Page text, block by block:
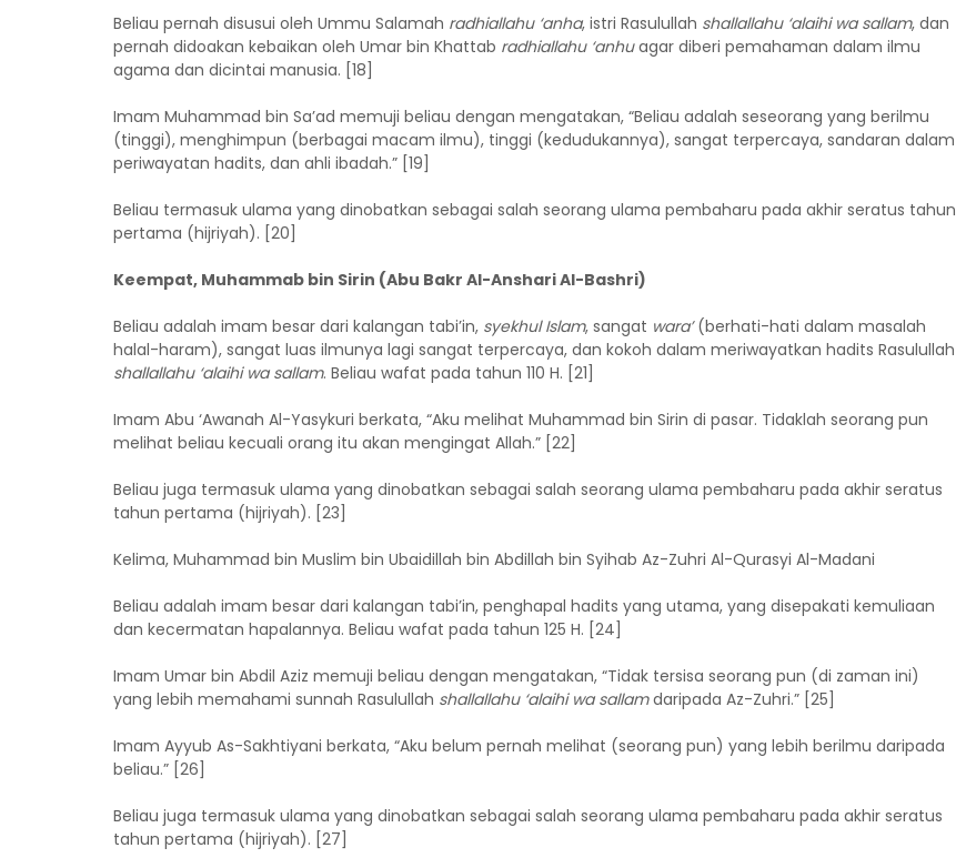
Beliau pernah disusui oleh Ummu Salamah radhiallahu ‘anha, istri Rasulullah shallallahu ‘alaihi wa sallam, dan
pernah didoakan kebaikan oleh Umar bin Khattab radhiallahu ‘anhuagar diberi pemahaman dalam ilmu
agama dan dicintai manusia. [18]
Imam Muhammad bin Sa’ad memuji beliau dengan mengatakan, “Beliau adalah seseorang yang berilmu
(tinggi), menghimpun (berbagai macam ilmu), tinggi (kedudukannya), sangat terpercaya, sandaran dalam
periwayatan hadits, dan ahli ibadah.” [19]
Beliau termasuk ulama yang dinobatkan sebagai salah seorang ulama pembaharu pada akhir seratus tahun
pertama (hijriyah). [20]
Keempat, Muhammab bin Sirin (Abu Bakr Al-Anshari Al-Bashri)
Beliau adalah imam besar dari kalangan tabi’in, syekhul Islam, sangat wara’(berhati-hati dalam masalah
halal-haram), sangat luas ilmunya lagi sangat terpercaya, dan kokoh dalam meriwayatkan hadits Rasulullah
shallallahu ‘alaihi wa sallam. Beliau wafat pada tahun 110 H. [21]
Imam Abu ‘Awanah Al-Yasykuri berkata, “Aku melihat Muhammad bin Sirin di pasar. Tidaklah seorang pun
melihat beliau kecuali orang itu akan mengingat Allah.” [22]
Beliau juga termasuk ulama yang dinobatkan sebagai salah seorang ulama pembaharu pada akhir seratus
tahun pertama (hijriyah). [23]
Kelima, Muhammad bin Muslim bin Ubaidillah bin Abdillah bin Syihab Az-Zuhri Al-Qurasyi Al-Madani
Beliau adalah imam besar dari kalangan tabi’in, penghapal hadits yang utama, yang disepakati kemuliaan
dan kecermatan hapalannya. Beliau wafat pada tahun 125 H. [24]
Imam Umar bin Abdil Aziz memuji beliau dengan mengatakan, “Tidak tersisa seorang pun (di zaman ini)
yang lebih memahami sunnah Rasulullah shallallahu ‘alaihi wa sallamdaripada Az-Zuhri.” [25]
Imam Ayyub As-Sakhtiyani berkata, “Aku belum pernah melihat (seorang pun) yang lebih berilmu daripada
beliau.” [26]
Beliau juga termasuk ulama yang dinobatkan sebagai salah seorang ulama pembaharu pada akhir seratus
tahun pertama (hijriyah). [27]